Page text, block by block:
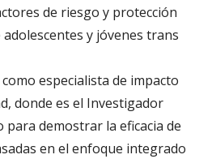
de riesgo y protección
y jóvenes trans
especialista de impacto
donde es el Investigador
para demostrar la eficacia de
en el enfoque integrado